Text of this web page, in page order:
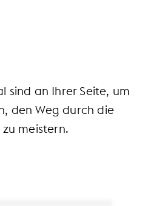
sind an Ihrer Seite, um
den Weg durch die
meistern.